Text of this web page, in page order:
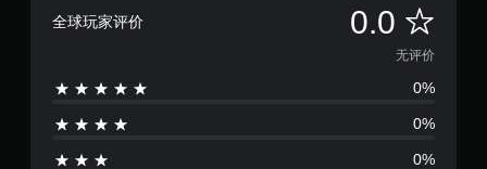
全球玩家评价 0.0 无
评
价
无评价
0%
0%
0%